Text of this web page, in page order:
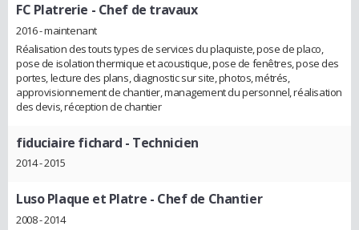
FC Platrerie - Chef de travaux
2016 - maintenant
Réalisation des touts types de services du plaquiste, pose de placo,
pose de isolation thermique et acoustique, pose de fenêtres, pose des
portes, lecture des plans, diagnostic sur site, photos, métrés,
approvisionnement de chantier, management du personnel, réalisation
des devis, réception de chantier
fiduciaire fichard - Technicien
2014 - 2015
Luso Plaque et Platre - Chef de Chantier
2008 - 2014